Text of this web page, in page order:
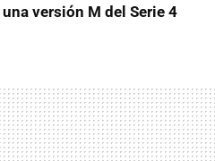
una versión M del Serie 4